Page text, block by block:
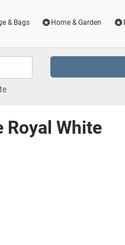
& Bags Home & Garden
Royal White